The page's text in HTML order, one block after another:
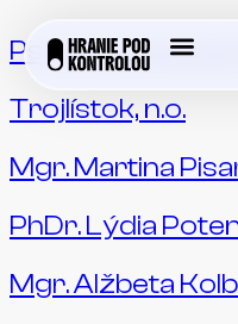
Psychologická
Trojlístok, n.o.
Mgr. Martina
PhDr. Lýdia
Mgr. Alžbeta